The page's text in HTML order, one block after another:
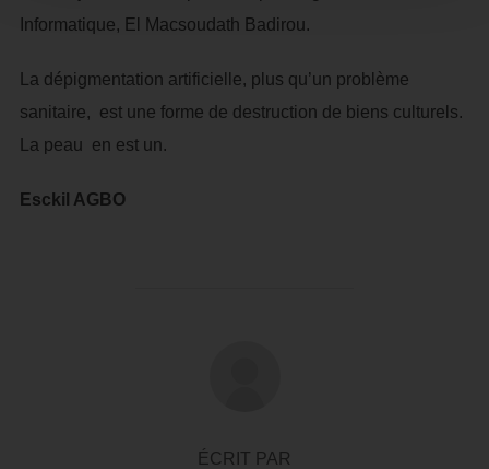
Informatique, El Macsoudath Badirou.
La dépigmentation artificielle, plus qu’un problème
sanitaire, est une forme de destruction de biens culturels.
La peau en est un.
Esckil AGBO
ÉCRIT PAR